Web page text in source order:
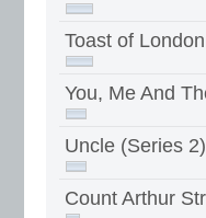
Toast of
You, Me And
Uncle (Series 2)
Count Arthur